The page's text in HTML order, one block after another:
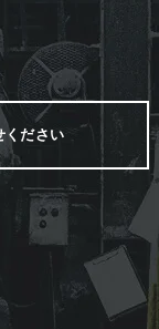
ください